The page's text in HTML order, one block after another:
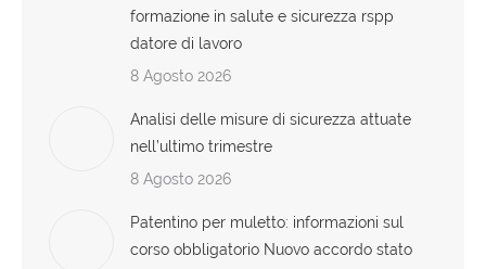
formazione in salute e sicurezza rspp
datore di lavoro
8 Agosto 2026
Analisi delle misure di sicurezza attuate
nell’ultimo trimestre
8 Agosto 2026
Patentino per muletto: informazioni sul
corso obbligatorio Nuovo accordo stato